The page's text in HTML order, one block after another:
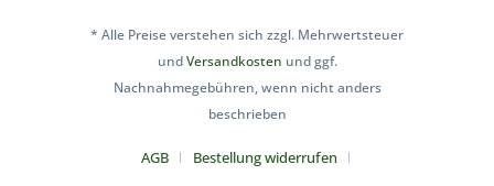
* Alle Preise verstehen sich zzgl. Mehrwertsteuer
undVersandkosten und ggf.
Nachnahmegebühren, wenn nicht anders
beschrieben
AGB
Bestellung widerrufen